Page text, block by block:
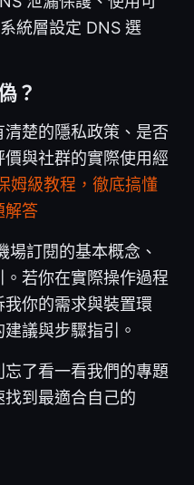
統層設定 DNS 選
？
楚的隱私政策、是否
與社群的實際使用經
姆級教程，徹底搞懂
解答
訂閱的基本概念、
若你在實際操作過程
你的需求與裝置環
議與步驟指引。
了看一看我們的專題
找到最適合自己的